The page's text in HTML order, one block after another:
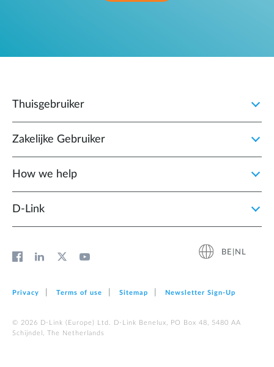
Thuisgebruiker
Zakelijke Gebruiker
How we help
D‑Link
BE|NL
Privacy Terms of use Sitemap Newsletter Sign‑Up
© 2026 D‑Link (Europe) Ltd. D-Link Benelux, PO Box 48, 5480 AA
Schijndel, The Netherlands